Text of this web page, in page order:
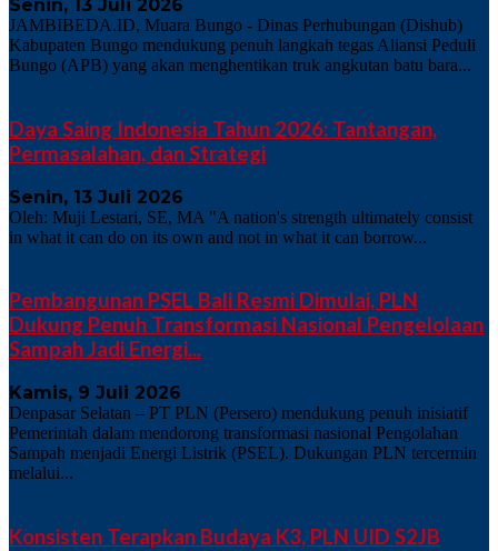
Senin, 13 Juli 2026
JAMBIBEDA.ID, Muara Bungo - Dinas Perhubungan (Dishub)
Kabupaten Bungo mendukung penuh langkah tegas Aliansi Peduli
Bungo (APB) yang akan menghentikan truk angkutan batu bara...
Daya Saing Indonesia Tahun 2026: Tantangan,
Permasalahan, dan Strategi
Senin, 13 Juli 2026
Oleh: Muji Lestari, SE, MA "A nation's strength ultimately consist
in what it can do on its own and not in what it can borrow...
Pembangunan PSEL Bali Resmi Dimulai, PLN
Dukung Penuh Transformasi Nasional Pengelolaan
Sampah Jadi Energi...
Kamis, 9 Juli 2026
Denpasar Selatan – PT PLN (Persero) mendukung penuh inisiatif
Pemerintah dalam mendorong transformasi nasional Pengolahan
Sampah menjadi Energi Listrik (PSEL). Dukungan PLN tercermin
melalui...
Konsisten Terapkan Budaya K3, PLN UID S2JB